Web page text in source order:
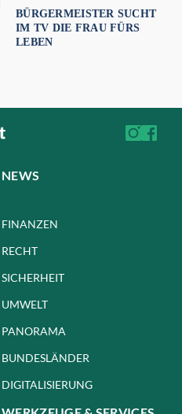
BÜRGERMEISTER SUCHT
IM TV DIE FRAU FÜRS
LEBEN
NEWS
FINANZEN
RECHT
SICHERHEIT
UMWELT
PANORAMA
BUNDESLÄNDER
DIGITALISIERUNG